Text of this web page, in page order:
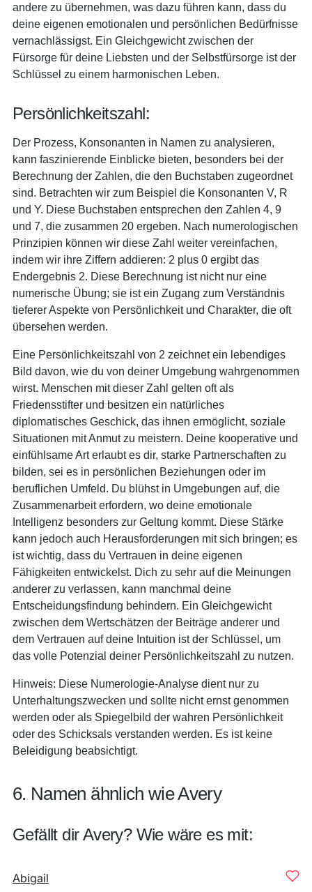
andere zu übernehmen, was dazu führen kann, dass du
deine eigenen emotionalen und persönlichen Bedürfnisse
vernachlässigst. Ein Gleichgewicht zwischen der
Fürsorge für deine Liebsten und der Selbstfürsorge ist der
Schlüssel zu einem harmonischen Leben.
Persönlichkeitszahl:
Der Prozess, Konsonanten in Namen zu analysieren,
kann faszinierende Einblicke bieten, besonders bei der
Berechnung der Zahlen, die den Buchstaben zugeordnet
sind. Betrachten wir zum Beispiel die Konsonanten V, R
und Y. Diese Buchstaben entsprechen den Zahlen 4, 9
und 7, die zusammen 20 ergeben. Nach numerologischen
Prinzipien können wir diese Zahl weiter vereinfachen,
indem wir ihre Ziffern addieren: 2 plus 0 ergibt das
Endergebnis 2. Diese Berechnung ist nicht nur eine
numerische Übung; sie ist ein Zugang zum Verständnis
tieferer Aspekte von Persönlichkeit und Charakter, die oft
übersehen werden.
Eine Persönlichkeitszahl von 2 zeichnet ein lebendiges
Bild davon, wie du von deiner Umgebung wahrgenommen
wirst. Menschen mit dieser Zahl gelten oft als
Friedensstifter und besitzen ein natürliches
diplomatisches Geschick, das ihnen ermöglicht, soziale
Situationen mit Anmut zu meistern. Deine kooperative und
einfühlsame Art erlaubt es dir, starke Partnerschaften zu
bilden, sei es in persönlichen Beziehungen oder im
beruflichen Umfeld. Du blühst in Umgebungen auf, die
Zusammenarbeit erfordern, wo deine emotionale
Intelligenz besonders zur Geltung kommt. Diese Stärke
kann jedoch auch Herausforderungen mit sich bringen; es
ist wichtig, dass du Vertrauen in deine eigenen
Fähigkeiten entwickelst. Dich zu sehr auf die Meinungen
anderer zu verlassen, kann manchmal deine
Entscheidungsfindung behindern. Ein Gleichgewicht
zwischen dem Wertschätzen der Beiträge anderer und
dem Vertrauen auf deine Intuition ist der Schlüssel, um
das volle Potenzial deiner Persönlichkeitszahl zu nutzen.
Hinweis: Diese Numerologie-Analyse dient nur zu
Unterhaltungszwecken und sollte nicht ernst genommen
werden oder als Spiegelbild der wahren Persönlichkeit
oder des Schicksals verstanden werden. Es ist keine
Beleidigung beabsichtigt.
6. Namen ähnlich wie Avery
Gefällt dir Avery? Wie wäre es mit:
Abigail